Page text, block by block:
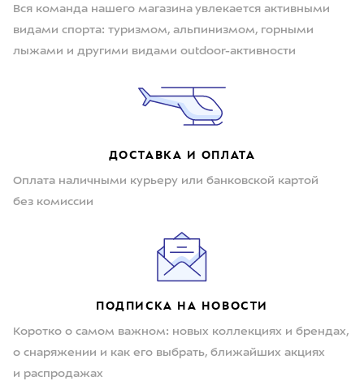
Вся команда нашего магазина увлекается активными
видами спорта: туризмом, альпинизмом, горными
лыжами и другими видами outdoor-активности
ДОСТАВКА И ОПЛАТА
Оплата наличными курьеру или банковской картой
без комиссии
ПОДПИСКА НА НОВОСТИ
Коротко о самом важном: новых коллекциях и брендах,
о снаряжении и как его выбрать, ближайших акциях
и распродажах